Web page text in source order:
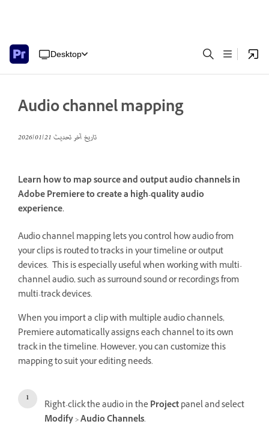
Desktop
Audio channel mapping
تاريخ آخر تحديث21‏/01‏/2026
Learn how to map source and output audio channels in
Adobe Premiere to create a high-quality audio
experience.
Audio channel mapping lets you control how audio from
your clips is routed to tracks in your timeline or output
devices. This is especially useful when working with multi-
channel audio, such as surround sound or recordings from
multi-track devices.
When you import a clip with multiple audio channels,
Premiere automatically assigns each channel to its own
track in the timeline. However, you can customize this
mapping to suit your editing needs.
Right-click the audio in theProjectpanel and select
Modify>Audio Channels.